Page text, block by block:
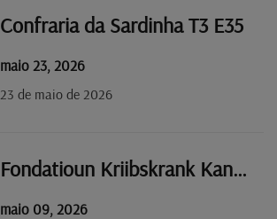
Confraria da Sardinha T3 E35
maio 23, 2026
23 de maio de 2026
Fondatioun Kriibskrank Kanner T3 E34
maio 09, 2026